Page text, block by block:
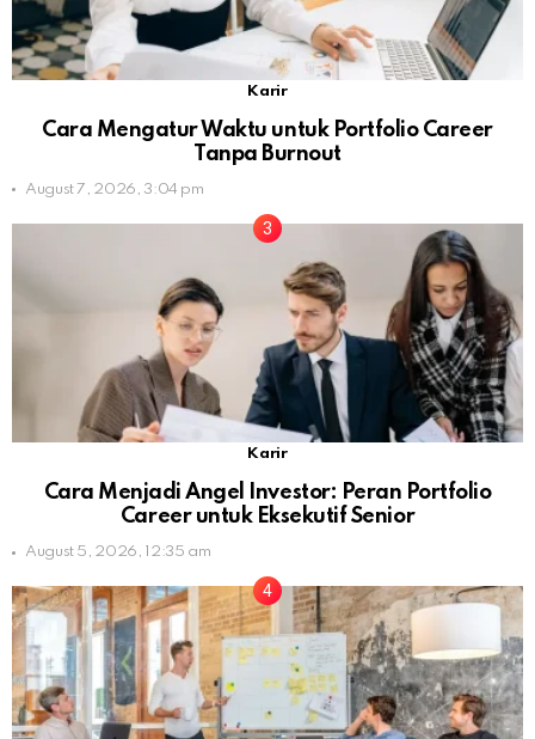
Karir
Cara Mengatur Waktu untuk Portfolio Career
Tanpa Burnout
August 7, 2026, 3:04 pm
Karir
Cara Menjadi Angel Investor: Peran Portfolio
Career untuk Eksekutif Senior
August 5, 2026, 12:35 am